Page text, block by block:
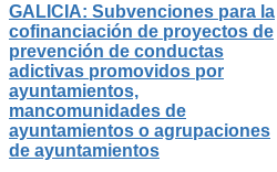
GALICIA: Subvenciones para la
cofinanciación de proyectos de
prevención de conductas
adictivas promovidos por
ayuntamientos,
mancomunidades de
ayuntamientos o agrupaciones
de ayuntamientos